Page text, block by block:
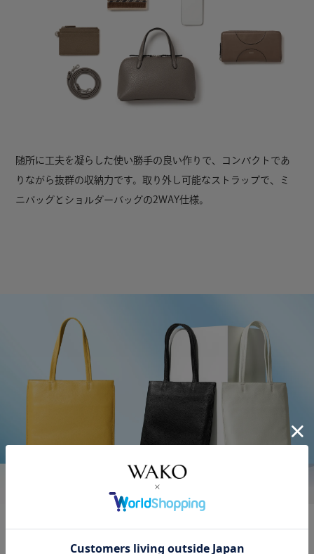
随所に工夫を凝らした使い勝手の良い作りで、コンパクトであ
りながら抜群の収納力です。取り外し可能なストラップで、ミ
ニバッグとショルダーバッグの2WAY仕様。
様々なシーンにおいて
思わず手に取りたくなる万能バッグ